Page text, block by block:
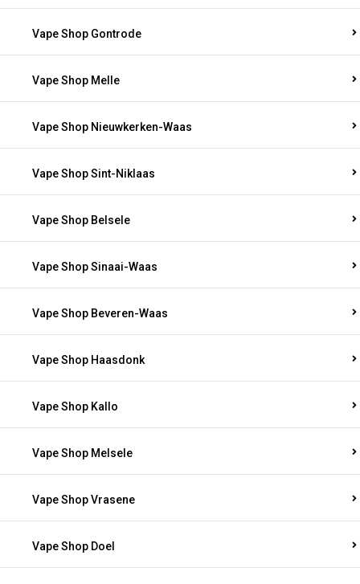
Vape Shop Gontrode
Vape Shop Melle
Vape Shop Nieuwkerken-Waas
Vape Shop Sint-Niklaas
Vape Shop Belsele
Vape Shop Sinaai-Waas
Vape Shop Beveren-Waas
Vape Shop Haasdonk
Vape Shop Kallo
Vape Shop Melsele
Vape Shop Vrasene
Vape Shop Doel